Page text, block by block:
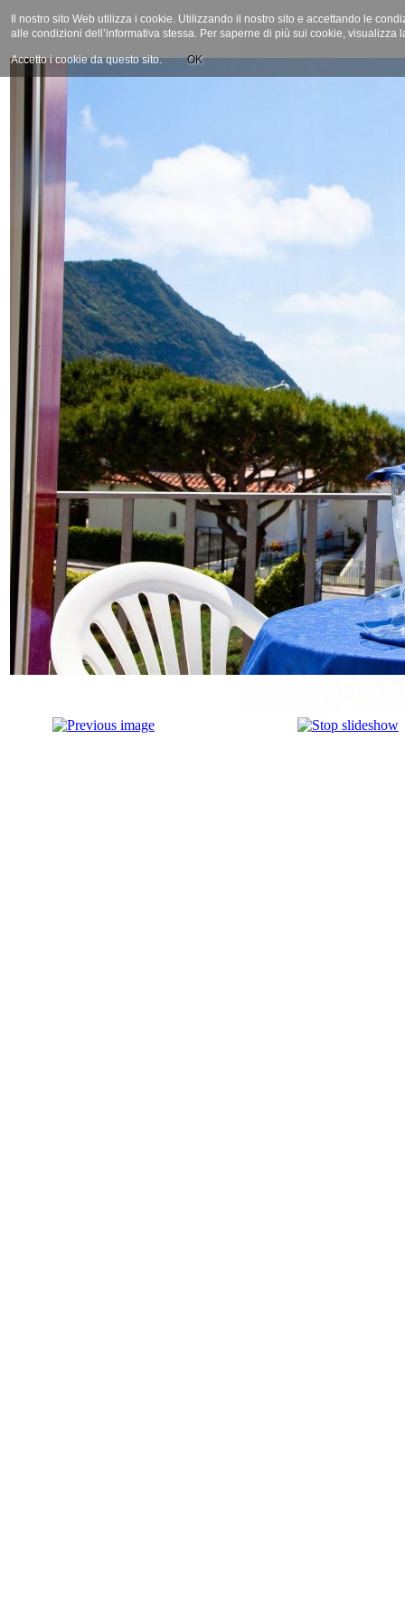
Il nostro sito Web utilizza i cookie. Utilizzando il nostro sito e accettando le
alle condizioni dell’informativa stessa. Per saperne di più sui cookie, visualizza
Accetto i cookie da questo sito. OK